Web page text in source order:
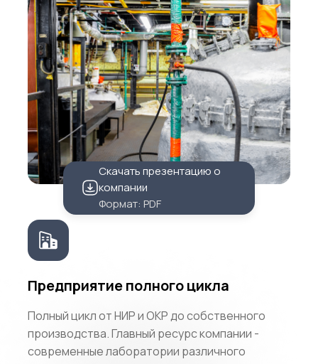
Предприятие полного цикла
Полный цикл от НИР и ОКР до собственного
производства. Главный ресурс компании -
современные лаборатории различного
Скачать презентацию о
компании
Формат: PDF